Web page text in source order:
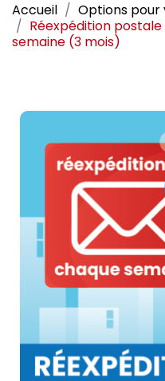
Accueil
Options
Réexpédition
semaine (3 mois)